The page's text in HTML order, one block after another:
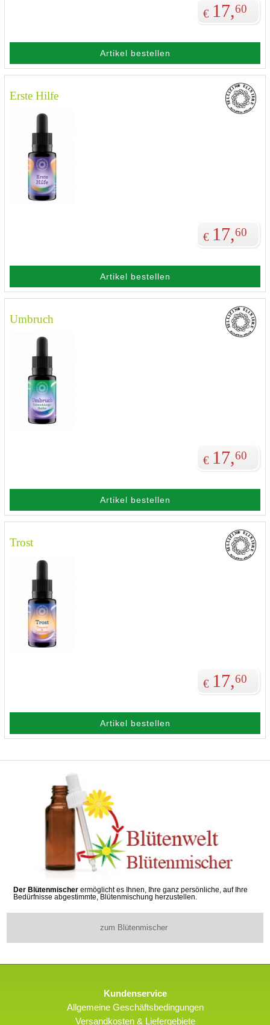
€ 17,60
Artikel bestellen
Erste Hilfe
€ 17,60
Artikel bestellen
Umbruch
€ 17,60
Artikel bestellen
Trost
€ 17,60
Artikel bestellen
Der Blütenmischer ermöglicht es Ihnen, Ihre ganz persönliche, auf Ihre
Bedürfnisse abgestimmte, Blütenmischung herzustellen.
zum Blütenmischer
Kundenservice
Allgemeine Geschäftsbedingungen
Versandkosten & Liefergebiete